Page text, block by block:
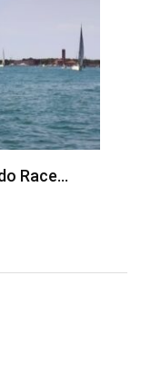
Race…